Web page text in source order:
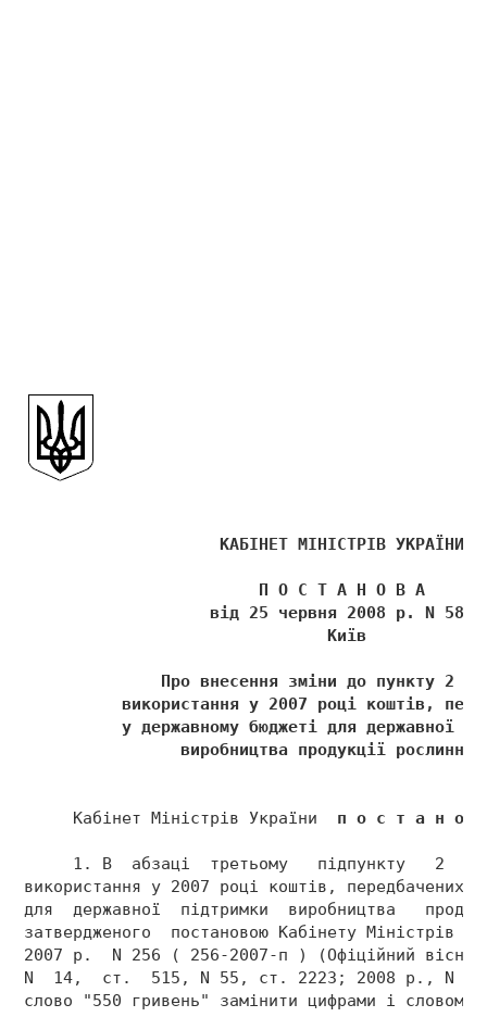
                    КАБІНЕТ МІНІСТРІВ УКРАЇНИ
                        П О С Т А Н О В А
                   від 25 червня 2008 р. N 584
                               Київ
Про внесення зміни до пункту 2
використання у 2007 році коштів,
у державному бюджеті для державної
виробництва продукції
     Кабінет Міністрів України
п о с т а н о
1. В  абзаці  третьому   підпункту   2
використання у 2007 році коштів, передбачених
для  державної  підтримки  виробництва
затвердженого  постановою Кабінету Міністрів
2007 р.  N 256 ( 256-2007-п ) (Офіційний
N  14,  ст.  515, N 55, ст. 2223; 2008 р., N
слово "550 гривень" замінити цифрами і словом